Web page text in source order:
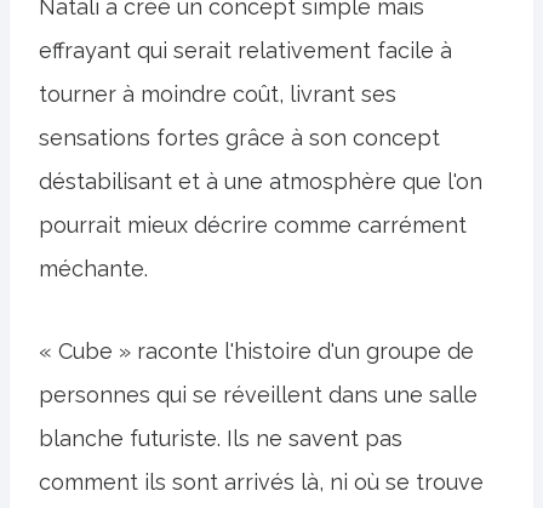
Natali a créé un concept simple mais
effrayant qui serait relativement facile à
tourner à moindre coût, livrant ses
sensations fortes grâce à son concept
déstabilisant et à une atmosphère que l'on
pourrait mieux décrire comme carrément
méchante.
« Cube » raconte l'histoire d'un groupe de
personnes qui se réveillent dans une salle
blanche futuriste. Ils ne savent pas
comment ils sont arrivés là, ni où se trouve